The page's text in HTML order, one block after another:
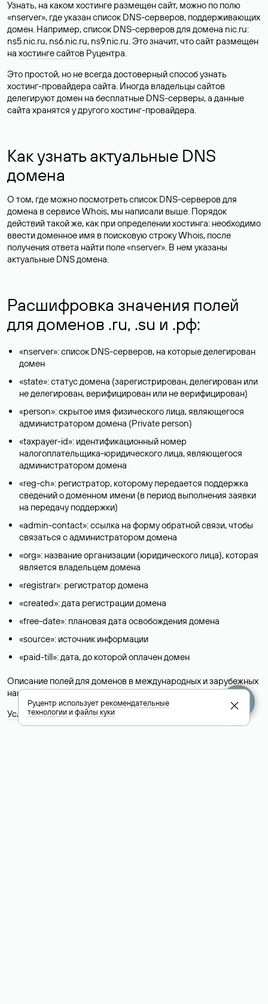
Узнать, на каком хостинге размещен сайт, можно по полю
«nserver», где указан список DNS-серверов, поддерживающих
домен. Например, список DNS-серверов для домена nic.ru:
ns5.nic.ru, ns6.nic.ru, ns9.nic.ru. Это значит, что сайт размещен
на хостинге сайтов Руцентра.
Это простой, но не всегда достоверный способ узнать
хостинг-провайдера сайта. Иногда владельцы сайтов
делегируют домен на бесплатные DNS-серверы, а данные
сайта хранятся у другого хостинг-провайдера.
Как узнать актуальные DNS
домена
О том, где можно посмотреть список DNS-серверов для
домена в сервисе Whois, мы написали выше. Порядок
действий такой же, как при определении хостинга: необходимо
ввести доменное имя в поисковую строку Whois, после
получения ответа найти поле «nserver». В нем указаны
актуальные DNS домена.
Расшифровка значения полей
для доменов .ru, .su и .рф:
«nserver»: список DNS-серверов, на которые делегирован
домен
«state»: статус домена (зарегистрирован, делегирован или
не делегирован, верифицирован или не верифицирован)
«person»: скрытое имя физического лица, являющегося
администратором домена (Privatе person)
«taxpayer-id»: идентификационный номер
налогоплательщика-юридического лица, являющегося
администратором домена
«reg-ch»: регистратор, которому передается поддержка
сведений о доменном имени (в период выполнения заявки
на передачу поддержки)
«admin-contact»: ссылка на форму обратной связи, чтобы
связаться с администратором домена
«org»: название организации (юридического лица), которая
является владельцем домена
«registrar»: регистратор домена
«created»: дата регистрации домена
«free-date»: плановая дата освобождения домена
«source»: источник информации
«paid-till»: дата, до которой оплачен домен
Описание полей для доменов в международных и зарубежных
национальных доменах представлены в разделе «Помощь».
Условия использования Whois-сервиса
Руцентр используетрекомендательные
технологииифайлы куки